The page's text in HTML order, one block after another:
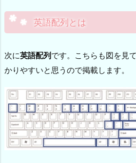
英語配列とは
次に英語配列です。こちらも図を見
かりやすいと思うので掲載します。